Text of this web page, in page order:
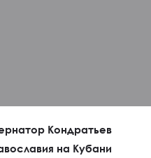
Кондратьев
на Кубани